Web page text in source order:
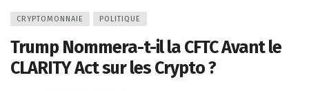
CRYPTOMONNAIE POLITIQUE
Trump Nommera-t-il la CFTC Avant le
CLARITY Act sur les Crypto ?